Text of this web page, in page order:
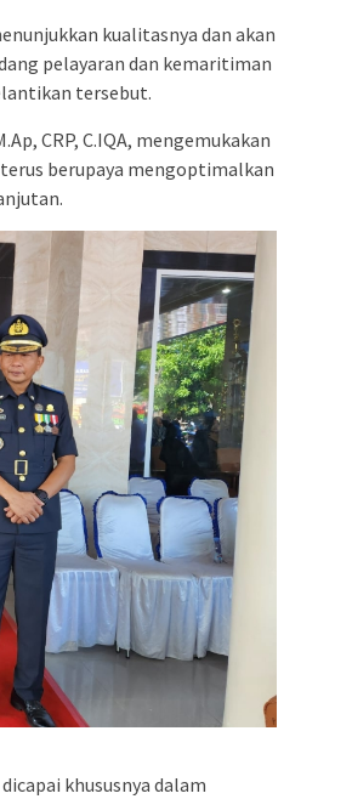
kualitasnya dan akan
pelayaran dan kemaritiman
tersebut.
CRP, C.IQA, mengemukakan
berupaya mengoptimalkan
khususnya dalam